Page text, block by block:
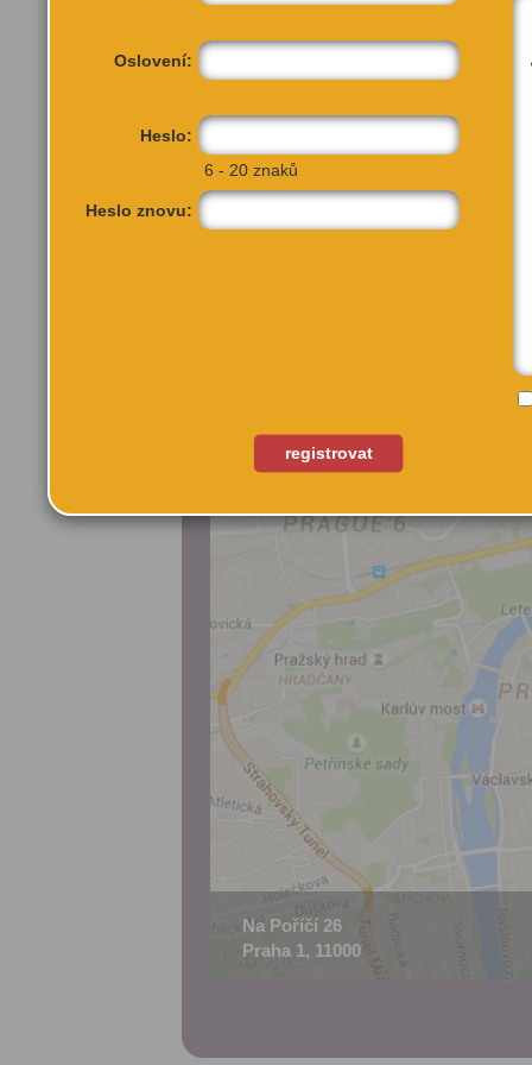
technického vybavení
tohoto kulturního
Divadlo Archa o.p.s,
organizací založenou hl.
VÍCE
Na Poříčí 26
Praha 1, 11000
Oslovení:
Heslo:
6 - 20 znaků
Heslo znovu:
registrovat